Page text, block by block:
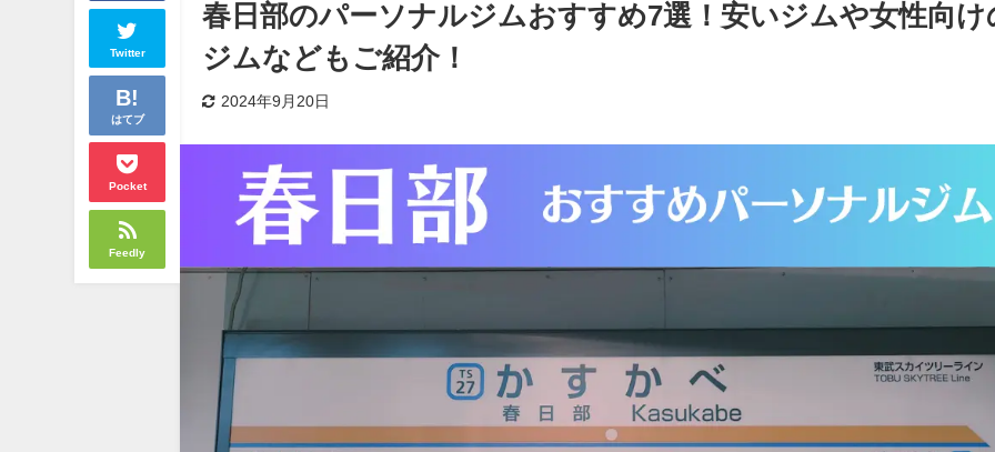
Twitter
はてブ
Pocket
Feedly
春日部のパーソナルジムおすすめ7選！安いジムや女性向け
ジムなどもご紹介！
2024年9月20日